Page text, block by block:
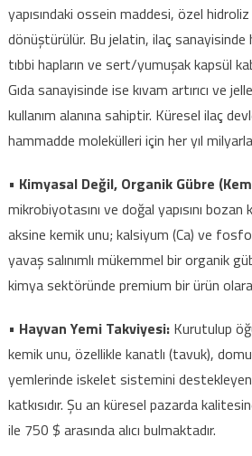
yapısındaki ossein maddesi, özel
dönüştürülür. Bu jelatin, ilaç
tıbbi hapların ve sert/yumuşak kapsül
Gıda sanayisinde ise kıvam artırıcı ve
kullanım alanına sahiptir. Küresel ilaç
hammadde molekülleri için her yıl
• Kimyasal Değil, Organik Gübre
mikrobiyotasını ve doğal yapısını
aksine kemik unu; kalsiyum (Ca) ve
yavaş salınımlı mükemmel bir organik
kimya sektöründe premium bir ürün
• Hayvan Yemi Takviyesi: Kurutulup
kemik unu, özellikle kanatlı (tavuk),
yemlerinde iskelet sistemini
katkısıdır. Şu an küresel pazarda
ile 750 $ arasında alıcı bulmaktadır.